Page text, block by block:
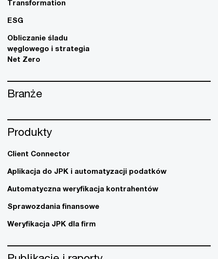
Transformation
ESG
Obliczanie śladu
węglowego i strategia
Net Zero
Branże
Produkty
Client Connector
Aplikacja do JPK i automatyzacji podatków
Automatyczna weryfikacja kontrahentów
Sprawozdania finansowe
Weryfikacja JPK dla firm